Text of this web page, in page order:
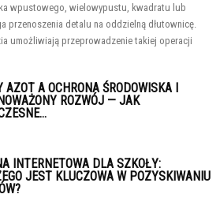
wpustowego, wielowypustu, kwadratu lub
przenoszenia detalu na oddzielną dłutownicę.
umożliwiają przeprowadzenie takiej operacji
AZOT A OCHRONA ŚRODOWISKA I
ROZWÓJ — JAK
INTERNETOWA DLA SZKOŁY:
JEST KLUCZOWA W POZYSKIWANIU